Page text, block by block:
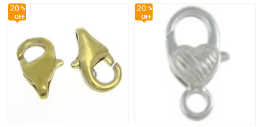
20 20